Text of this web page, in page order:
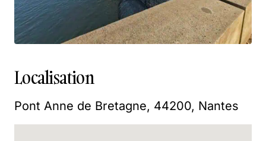
Localisation
Pont Anne de Bretagne, 44200, Nantes